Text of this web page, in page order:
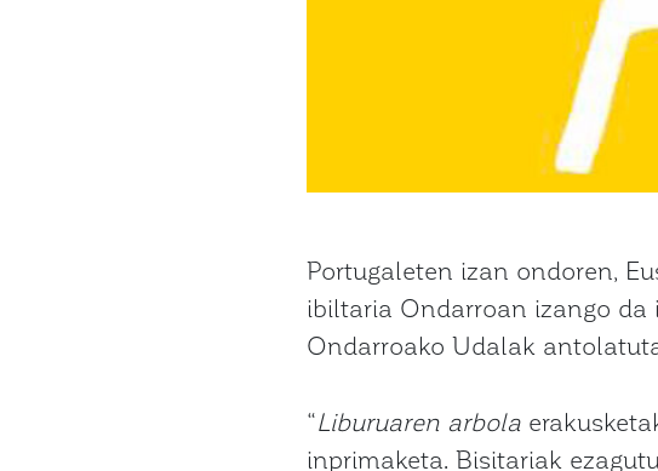
Portugaleten izan ondoren,
ibiltaria Ondarroan izango da
Ondarroako Udalak
“Liburuaren arbola
inprimaketa. Bisitariak